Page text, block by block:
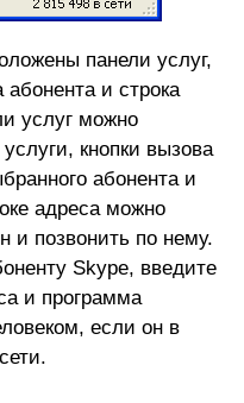
панели услуг,
абонента и строка
услуг можно
кнопки вызова
абонента и
адреса можно
и позвонить по нему.
Skype, введите
и программа
если он в